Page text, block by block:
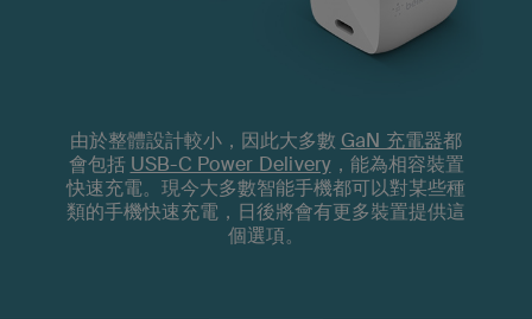
由於整體設計較小，因此大多數 GaN 充電器都
會包括 USB-C Power Delivery，能為相容裝置
快速充電。現今大多數智能手機都可以對某些種
類的手機快速充電，日後將會有更多裝置提供這
個選項。